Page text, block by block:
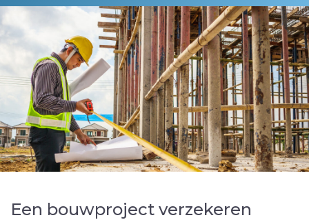
Een bouwproject verzekeren